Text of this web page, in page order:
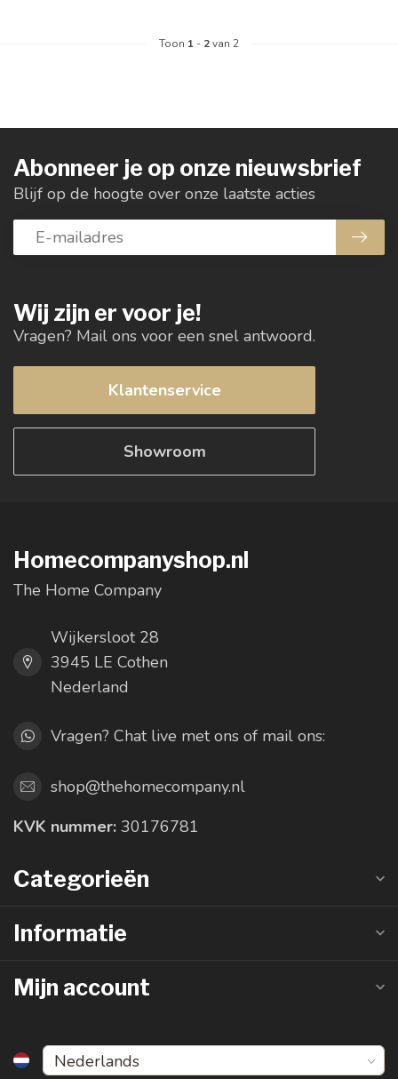
Toon 1 - 2van 2
Wij zijn er voor je!
Vragen? Mail ons voor een snel antwoord.
Klantenservice
Showroom
Abonneer je op onze nieuwsbrief
Blijf op de hoogte over onze laatste acties
Homecompanyshop.nl
The Home Company
Wijkersloot 28
3945 LE Cothen
Nederland
Vragen? Chat live met ons of mail ons:
shop@thehomecompany.nl
KVK nummer: 30176781
Categorieën
Informatie
Mijn account